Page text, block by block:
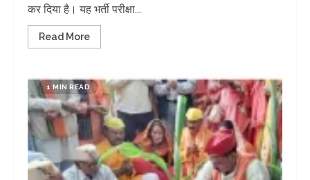
कर दिया है। यह भर्ती परीक्षा...
Read More
1 MIN READ